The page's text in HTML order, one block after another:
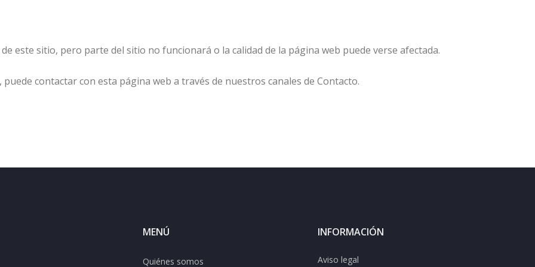
este sitio, pero parte del sitio no funcionará o la calidad de la página web puede verse afectada.
contactar con esta página web a través de nuestros canales de Contacto.
MENÚ
Quiénes somos
INFORMACIÓN
Aviso legal